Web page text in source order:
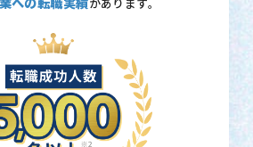
への転職実績があります。